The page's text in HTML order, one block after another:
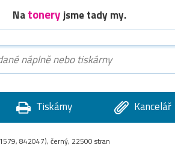
Natoneryjsme tady my.
Tiskárny Kancelář
842047), černý, 22500 stran